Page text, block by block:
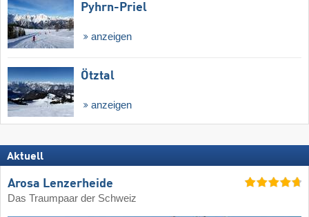
Pyhrn-Priel
anzeigen
Ötztal
anzeigen
Aktuell
Arosa Lenzerheide
Das Traumpaar der Schweiz